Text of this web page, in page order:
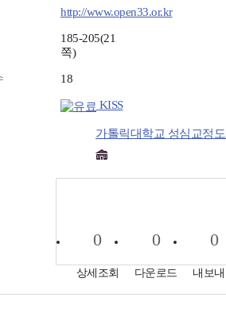
http://www.open33.or.kr
185-205(21
쪽)
18
KISS
가톨릭대학교 성심교정
0
상세조회
0
다운로드
0
내보